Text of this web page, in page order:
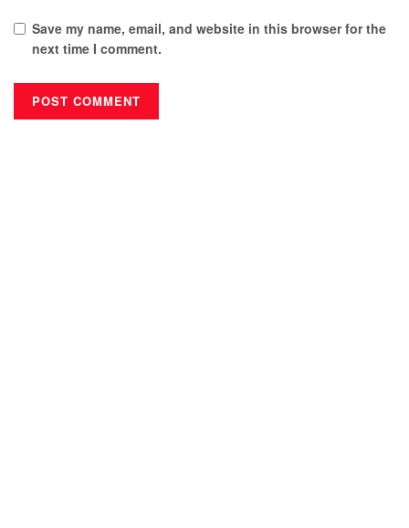
Save my name, email, and website in this browser for the
next time I comment.